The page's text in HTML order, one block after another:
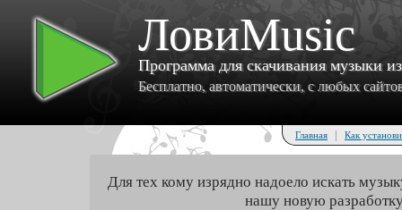
ЛовиMusic
Программа для скачивания музыки
Бесплатно, автоматически, с любых
Главная | Как
Для тех кому изрядно надоело искать
нашу новую